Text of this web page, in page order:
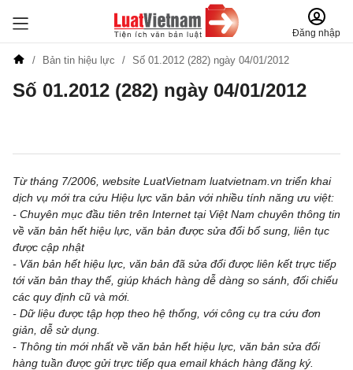
Đăng nhập
Bản tin hiệu lực Số 01.2012 (282) ngày 04/01/2012
Số 01.2012 (282) ngày 04/01/2012
Từ tháng 7/2006, website LuatVietnam luatvietnam.vn triển khai
dịch vụ mới tra cứu Hiệu lực văn bản với nhiều tính năng ưu việt:
- Chuyên mục đầu tiên trên Internet tại Việt Nam chuyên thông tin
về văn bản hết hiệu lực, văn bản được sửa đổi bổ sung, liên tục
được cập nhật
- Văn bản hết hiệu lực, văn bản đã sửa đổi được liên kết trực tiếp
tới văn bản thay thế, giúp khách hàng dễ dàng so sánh, đối chiếu
các quy định cũ và mới.
- Dữ liệu được tập hợp theo hệ thống, với công cụ tra cứu đơn
giản, dễ sử dụng.
- Thông tin mới nhất về văn bản hết hiệu lực, văn bản sửa đổi
hàng tuần được gửi trực tiếp qua email khách hàng đăng ký.